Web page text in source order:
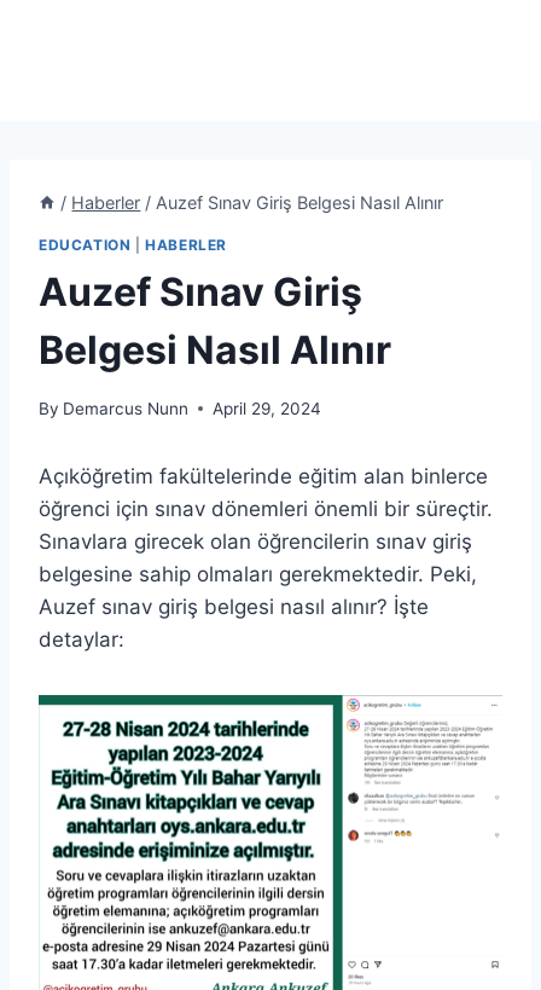
/ Haberler / Auzef Sınav Giriş Belgesi Nasıl Alınır
EDUCATION |HABERLER
Auzef Sınav Giriş
Belgesi Nasıl Alınır
By Demarcus Nunn April 29, 2024
Açıköğretim fakültelerinde eğitim alan binlerce
öğrenci için sınav dönemleri önemli bir süreçtir.
Sınavlara girecek olan öğrencilerin sınav giriş
belgesine sahip olmaları gerekmektedir. Peki,
Auzef sınav giriş belgesi nasıl alınır? İşte
detaylar: